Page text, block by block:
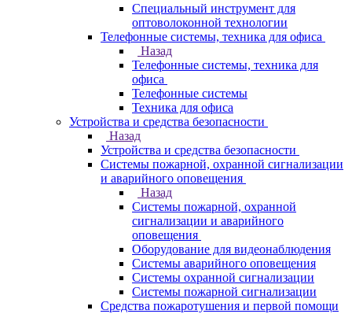
Специальный инструмент для
оптоволоконной технологии
Телефонные системы, техника для офиса
Назад
Телефонные системы, техника для
офиса
Телефонные системы
Техника для офиса
Устройства и средства безопасности
Назад
Устройства и средства безопасности
Системы пожарной, охранной сигнализации
и аварийного оповещения
Назад
Системы пожарной, охранной
сигнализации и аварийного
оповещения
Оборудование для видеонаблюдения
Системы аварийного оповещения
Системы охранной сигнализации
Системы пожарной сигнализации
Средства пожаротушения и первой помощи